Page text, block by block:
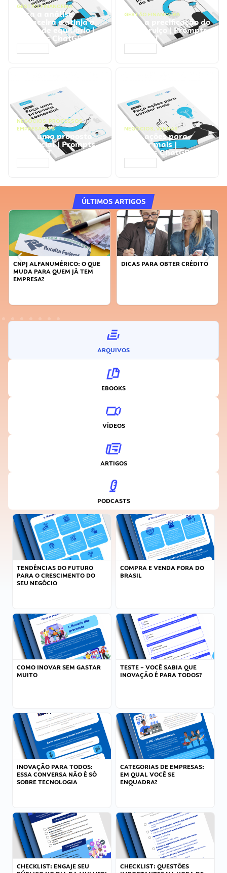
GESTÃO FINANCEIRA
Faça a análise
financeira e atinja o
ponto de equilíbrio |
Prompts ChatGPT
GESTÃO FINANCEIRA
Faça a precificação do
seu serviço | Prompts
ChatGPT
NEGÓCIOS, PROCESSOS
EMPRESARIAIS
Faça uma proposta
comercial | Prompts
ChatGPT
NEGÓCIOS, VENDAS
Faça ações para
vender mais |
Prompts ChatGPT
ÚLTIMOS ARTIGOS
CNPJ ALFANUMÉRICO: O QUE
MUDA PARA QUEM JÁ TEM
EMPRESA?
DICAS PARA OBTER CRÉDITO
ARQUIVOS
EBOOKS
VÍDEOS
ARTIGOS
PODCASTS
TENDÊNCIAS DO FUTURO
PARA O CRESCIMENTO DO
SEU NEGÓCIO
COMPRA E VENDA FORA DO
BRASIL
COMO INOVAR SEM GASTAR
MUITO
TESTE – VOCÊ SABIA QUE
INOVAÇÃO É PARA TODOS?
INOVAÇÃO PARA TODOS:
ESSA CONVERSA NÃO É SÓ
SOBRE TECNOLOGIA
CATEGORIAS DE EMPRESAS:
EM QUAL VOCÊ SE
ENQUADRA?
CHECKLIST: ENGAJE SEU
CHECKLIST: QUESTÕES